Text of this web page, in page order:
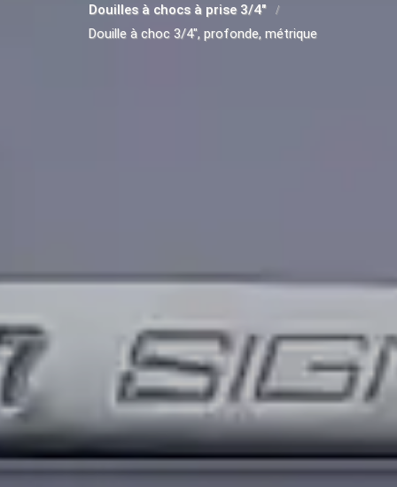
Douilles à chocs à prise 3/4"
Douille à choc 3/4", profonde, métrique